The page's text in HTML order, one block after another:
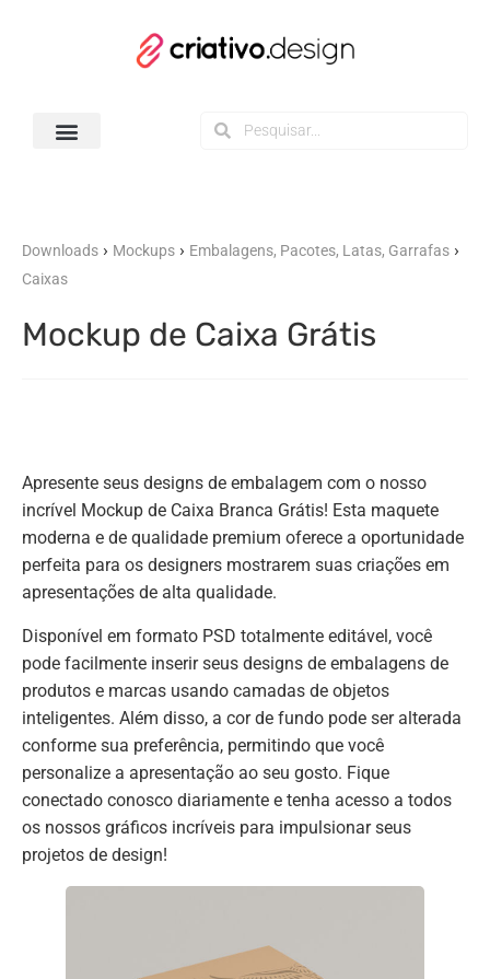
Downloads › Mockups › Embalagens, Pacotes, Latas, Garrafas ›
Caixas
Mockup de Caixa Grátis
Apresente seus designs de embalagem com o nosso
incrível Mockup de Caixa Branca Grátis! Esta maquete
moderna e de qualidade premium oferece a oportunidade
perfeita para os designers mostrarem suas criações em
apresentações de alta qualidade.
Disponível em formato PSD totalmente editável, você
pode facilmente inserir seus designs de embalagens de
produtos e marcas usando camadas de objetos
inteligentes. Além disso, a cor de fundo pode ser alterada
conforme sua preferência, permitindo que você
personalize a apresentação ao seu gosto. Fique
conectado conosco diariamente e tenha acesso a todos
os nossos gráficos incríveis para impulsionar seus
projetos de design!